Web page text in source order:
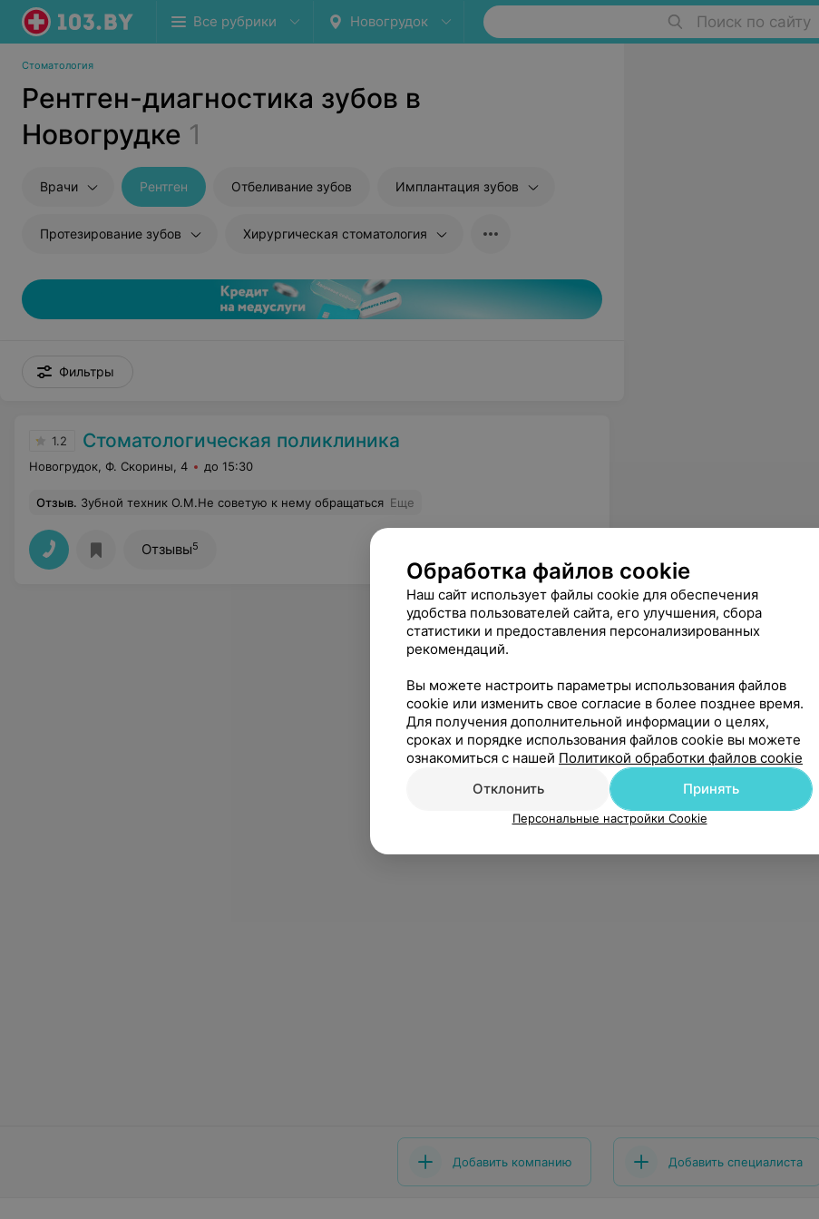
Все рубрики Новогрудок Поиск по сайту
Стоматология
Рентген-диагностика зубов в
Новогрудке 1
Врачи Рентген Отбеливание зубов Имплантация зубов
Протезирование зубов Хирургическая стоматология
Фильтры
1.2 Стоматологическая поликлиника
Новогрудок, Ф. Скорины, 4 до 15:30
Отзыв. Зубной техник О.М.Не советую к нему обращаться Еще
Отзывы5
Добавить компанию Добавить специалиста
Обработка файлов cookie
Наш сайт использует файлы cookie для обеспечения
удобства пользователей сайта, его улучшения, сбора
статистики и предоставления персонализированных
рекомендаций.
Вы можете настроить параметры использования файлов
cookie или изменить свое согласие в более позднее время.
Для получения дополнительной информации о целях,
сроках и порядке использования файлов cookie вы можете
ознакомиться с нашей Политикой обработки файлов cookie
Отклонить
Принять
Персональные настройки Cookie